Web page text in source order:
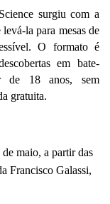
surgiu com a
la para mesas de
O formato é
em bate-
de 18 anos, sem
gratuita.
maio, a partir das
Francisco Galassi,